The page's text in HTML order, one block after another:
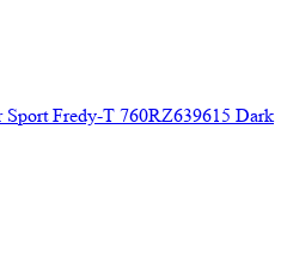
Fredy-T 760RZ639615 Dark